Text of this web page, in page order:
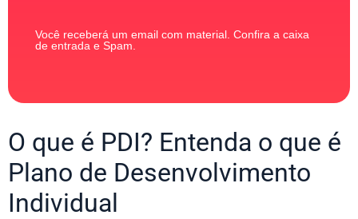
Você receberá um email com material. Confira a caixa
de entrada e Spam.
O que é PDI? Entenda o que é
Plano de Desenvolvimento
Individual